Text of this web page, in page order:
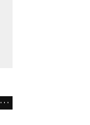
日本初のオーダーメイド枕「マイ枕」のお店。睡眠専門店だからこそ、悩みやからだにあった眠りをご提案致します。